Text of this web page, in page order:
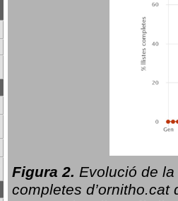
Figura 2. Evolució de la
completes d’ornitho.cat